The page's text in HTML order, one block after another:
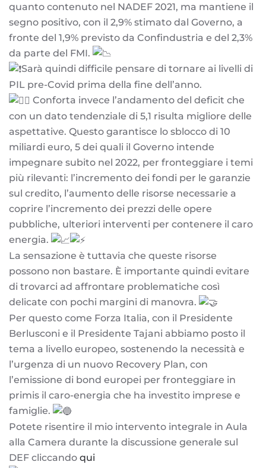
quanto contenuto nel NADEF 2021, ma mantiene il
segno positivo, con il 2,9% stimato dal Governo, a
fronte del 1,9% previsto da Confindustria e del 2,3%
da parte del FMI.
Sarà quindi difficile pensare di tornare ai livelli di
PIL pre-Covid prima della fine dell’anno.
Conforta invece l’andamento del deficit che
con un dato tendenziale di 5,1 risulta migliore delle
aspettative. Questo garantisce lo sblocco di 10
miliardi euro, 5 dei quali il Governo intende
impegnare subito nel 2022, per fronteggiare i temi
più rilevanti: l’incremento dei fondi per le garanzie
sul credito, l’aumento delle risorse necessarie a
coprire l’incremento dei prezzi delle opere
pubbliche, ulteriori interventi per contenere il caro
energia.
La sensazione è tuttavia che queste risorse
possono non bastare. È importante quindi evitare
di trovarci ad affrontare problematiche così
delicate con pochi margini di manovra.
Per questo come Forza Italia, con il Presidente
Berlusconi e il Presidente Tajani abbiamo posto il
tema a livello europeo, sostenendo la necessità e
l’urgenza di un nuovo Recovery Plan, con
l’emissione di bond europei per fronteggiare in
primis il caro-energia che ha investito imprese e
famiglie.
Potete risentire il mio intervento integrale in Aula
alla Camera durante la discussione generale sul
DEF cliccando qui